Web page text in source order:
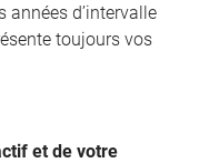
années d’intervalle
toujours vos
et de votre